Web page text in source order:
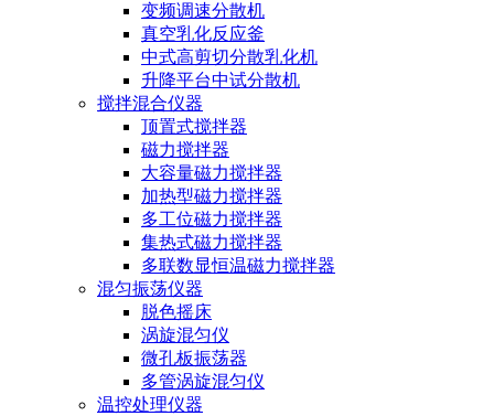
变频调速分散机
真空乳化反应釜
中式高剪切分散乳化机
升降平台中试分散机
搅拌混合仪器
顶置式搅拌器
磁力搅拌器
大容量磁力搅拌器
加热型磁力搅拌器
多工位磁力搅拌器
集热式磁力搅拌器
多联数显恒温磁力搅拌器
混匀振荡仪器
脱色摇床
涡旋混匀仪
微孔板振荡器
多管涡旋混匀仪
温控处理仪器